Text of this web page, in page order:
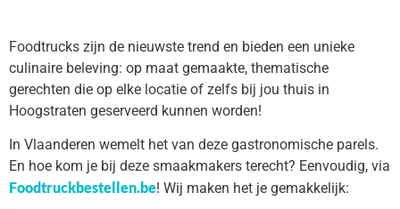
Foodtrucks zijn de nieuwste trend en bieden een unieke
culinaire beleving: op maat gemaakte, thematische
gerechten die op elke locatie of zelfs bij jou thuis in
Hoogstraten geserveerd kunnen worden!
In Vlaanderen wemelt het van deze gastronomische parels.
En hoe kom je bij deze smaakmakers terecht? Eenvoudig, via
Foodtruckbestellen.be! Wij maken het je gemakkelijk: